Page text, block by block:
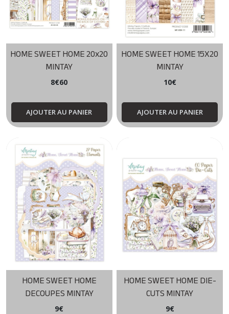
HOME SWEET HOME 20x20
MINTAY
8€60
AJOUTER AU PANIER
HOME SWEET HOME 15X20
MINTAY
10€
AJOUTER AU PANIER
HOME SWEET HOME
DECOUPES MINTAY
9€
HOME SWEET HOME DIE-
CUTS MINTAY
9€